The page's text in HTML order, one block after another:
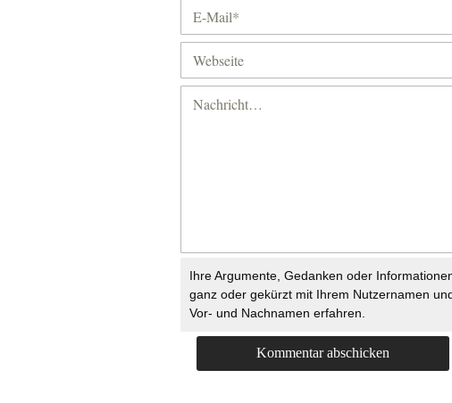
Ihre Argumente, Gedanken oder
ganz oder gekürzt mit Ihrem Nutzernamen
Vor- und Nachnamen erfahren.